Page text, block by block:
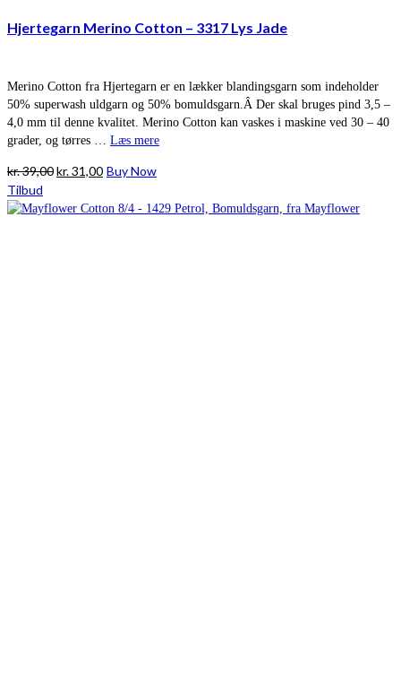
Hjertegarn Merino Cotton – 3317 Lys Jade
Merino Cotton fra Hjertegarn er en lækker blandingsgarn som indeholder
50% superwash uldgarn og 50% bomuldsgarn.Â Der skal bruges pind 3,5 –
4,0 mm til denne kvalitet. Merino Cotton kan vaskes i maskine ved 30 – 40
grader, og tørres … Læs mere
kr.39,00Den
pris
kr.31,00Den
pris
Buy Now
Tilbud